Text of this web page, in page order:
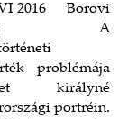
2016 Borovi
A
problémája
királyné
portréin.